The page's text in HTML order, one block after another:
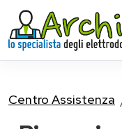
Centro Assistenza